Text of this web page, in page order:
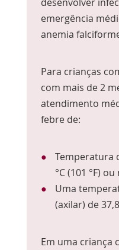
emergência
anemia
Para crianças
com mais de 2
atendimento
febre de:
Temperatura
°C (101 °F) ou
Uma
(axilar) de
Em uma criança